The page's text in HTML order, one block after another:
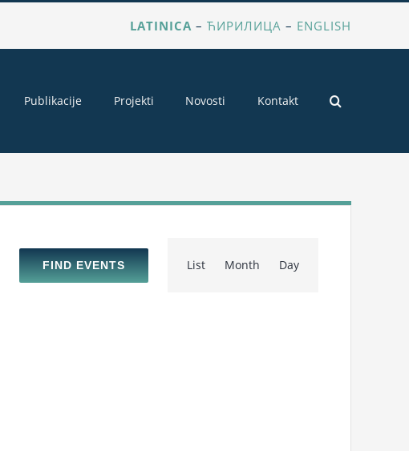
LATINICA –ЋИРИЛИЦА – ENGLISH
Publikacije Projekti Novosti Kontakt
FIND EVENTS
Views
List Month Day